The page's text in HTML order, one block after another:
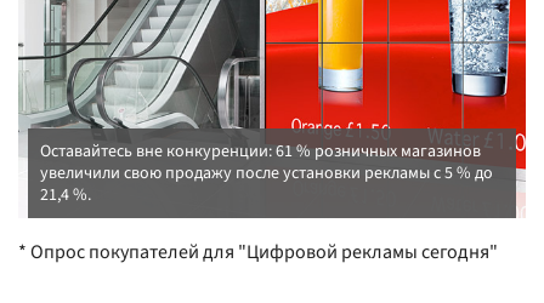
Оставайтесь вне конкуренции: 61 % розничных магазинов
увеличили свою продажу после установки рекламы с 5 % до
21,4 %.
* Опрос покупателей для "Цифровой рекламы сегодня"